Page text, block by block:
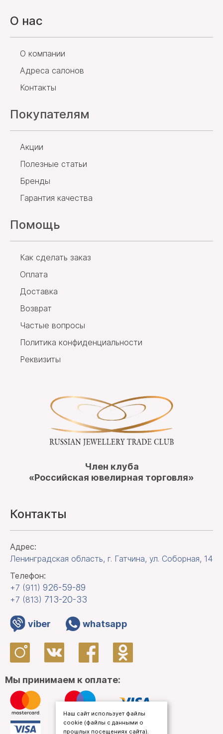
О нас
О компании
Адреса салонов
Контакты
Покупателям
Акции
Полезные статьи
Бренды
Гарантия качества
Помощь
Как сделать заказ
Оплата
Доставка
Возврат
Частые вопросы
Политика конфиденциальности
Реквизиты
Член клуба
«Российская ювелирная торговля»
Контакты
Адрес:
Ленинградская область, г. Гатчина, ул. Соборная, 14
Телефон:
+7 (911) 926-59-89
+7 (813) 713-20-33
viber whatsapp
Мы принимаем к оплате:
Наш сайт использует файлы
cookie (файлы с данными о
прошлых посещениях сайта).